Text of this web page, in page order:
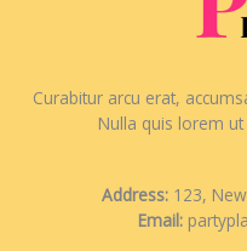
Curabitur arcu erat,
Nulla quis lorem
Address: 123,
Email: